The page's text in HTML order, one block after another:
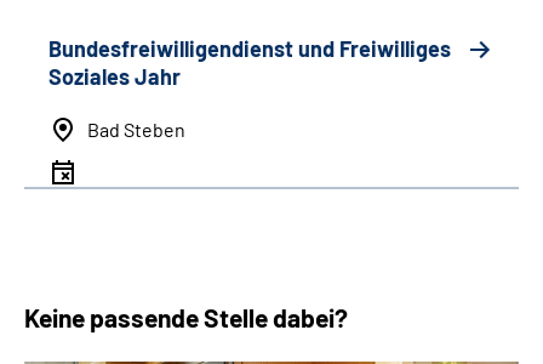
Bundesfreiwilligendienst und Freiwilliges
Soziales Jahr
Bad Steben
Keine passende Stelle dabei?